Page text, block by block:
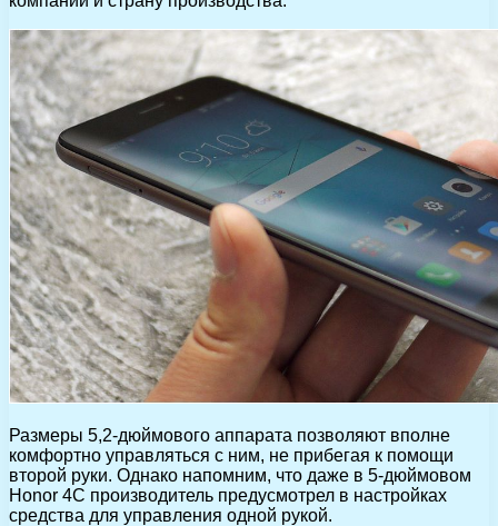
Размеры 5,2-дюймового аппарата позволяют вполне
комфортно управляться с ним, не прибегая к помощи
второй руки. Однако напомним, что даже в 5-дюймовом
Honor 4C производитель предусмотрел в настройках
средства для управления одной рукой.